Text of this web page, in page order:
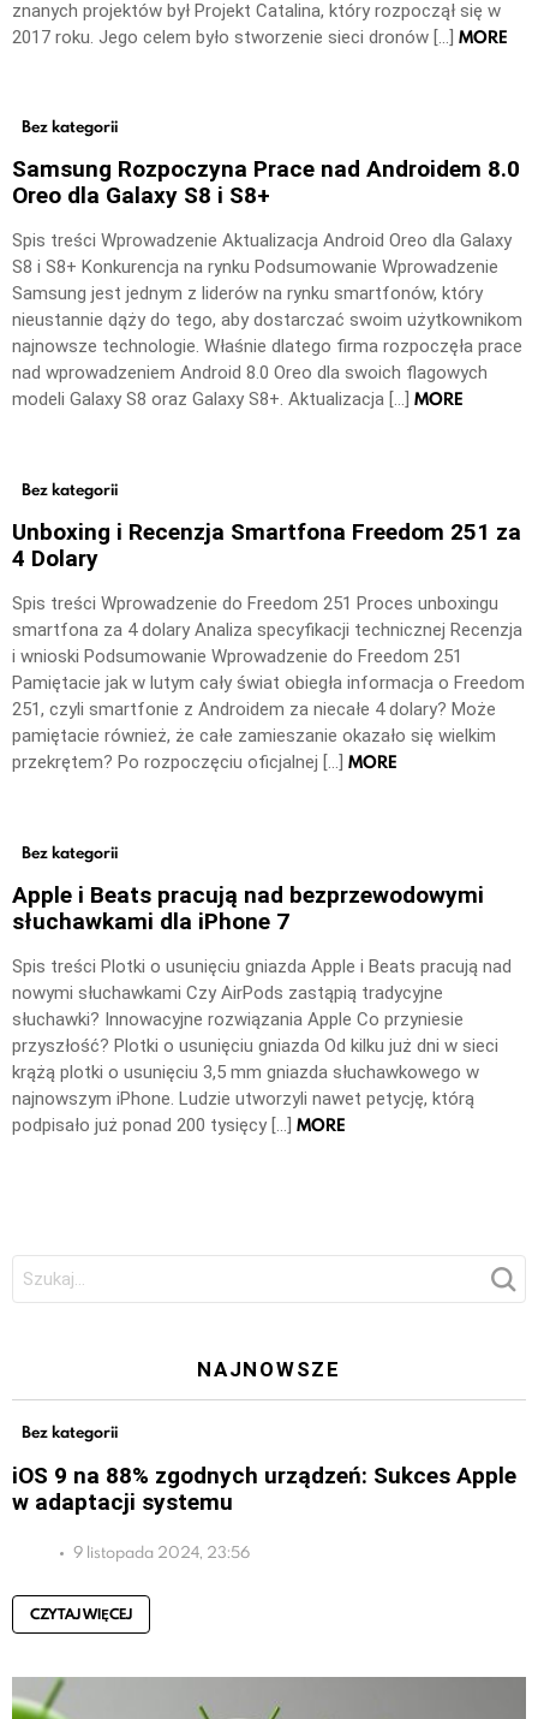
znanych projektów był Projekt Catalina, który rozpoczął się w
2017 roku. Jego celem było stworzenie sieci dronów […] MORE
Bez kategorii
Samsung Rozpoczyna Prace nad Androidem 8.0
Oreo dla Galaxy S8 i S8+
Spis treści Wprowadzenie Aktualizacja Android Oreo dla Galaxy
S8 i S8+ Konkurencja na rynku Podsumowanie Wprowadzenie
Samsung jest jednym z liderów na rynku smartfonów, który
nieustannie dąży do tego, aby dostarczać swoim użytkownikom
najnowsze technologie. Właśnie dlatego firma rozpoczęła prace
nad wprowadzeniem Android 8.0 Oreo dla swoich flagowych
modeli Galaxy S8 oraz Galaxy S8+. Aktualizacja […] MORE
Bez kategorii
Unboxing i Recenzja Smartfona Freedom 251 za
4 Dolary
Spis treści Wprowadzenie do Freedom 251 Proces unboxingu
smartfona za 4 dolary Analiza specyfikacji technicznej Recenzja
i wnioski Podsumowanie Wprowadzenie do Freedom 251
Pamiętacie jak w lutym cały świat obiegła informacja o Freedom
251, czyli smartfonie z Androidem za niecałe 4 dolary? Może
pamiętacie również, że całe zamieszanie okazało się wielkim
przekrętem? Po rozpoczęciu oficjalnej […] MORE
Bez kategorii
Apple i Beats pracują nad bezprzewodowymi
słuchawkami dla iPhone 7
Spis treści Plotki o usunięciu gniazda Apple i Beats pracują nad
nowymi słuchawkami Czy AirPods zastąpią tradycyjne
słuchawki? Innowacyjne rozwiązania Apple Co przyniesie
przyszłość? Plotki o usunięciu gniazda Od kilku już dni w sieci
krążą plotki o usunięciu 3,5 mm gniazda słuchawkowego w
najnowszym iPhone. Ludzie utworzyli nawet petycję, którą
podpisało już ponad 200 tysięcy […] MORE
NAJNOWSZE
Bez kategorii
iOS 9 na 88% zgodnych urządzeń: Sukces Apple
w adaptacji systemu
9 listopada 2024, 23:56
CZYTAJ WIĘCEJ